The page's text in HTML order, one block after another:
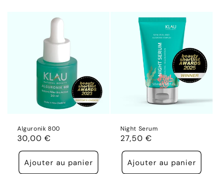
Alguronik 800
Prix
habituel
30,00 €
Ajouter au panier
Night Serum
Prix
habituel
27,50 €
Ajouter au panier